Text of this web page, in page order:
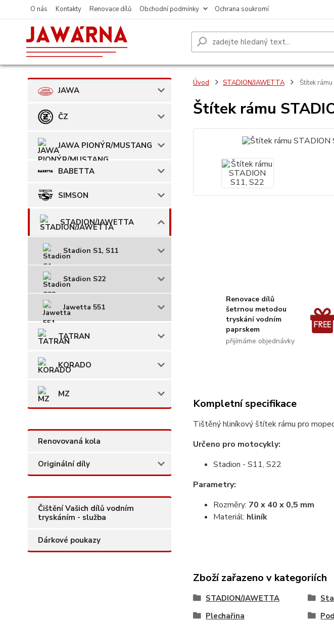
O nás Kontakty Renovace dílů Obchodní podmínky Ochrana soukromí
JAWA
ČZ
JAWA PIONÝR/MUSTANG
BABETTA
SIMSON
STADION/JAWETTA
Stadion S1, S11
Stadion S22
Jawetta 551
TATRAN
KORADO
MZ
Renovovaná kola
Originální díly
Čištění Vašich dílů vodním
tryskáním - služba
Dárkové poukazy
Úvod STADION/JAWETTA Štítek
Štítek rámu
Renovace dílů
šetrnou metodou
tryskání vodním
paprskem
přijímáme objednávky
Kompletní specifikace
Tištěný hliníkový štítek rámu pro
Určeno pro motocykly:
Stadion - S11, S22
Parametry:
Rozměry: 70 x 40 x 0,5 mm
Materiál: hliník
Zboží zařazeno v kategoriích
STADION/JAWETTA
Plechařina